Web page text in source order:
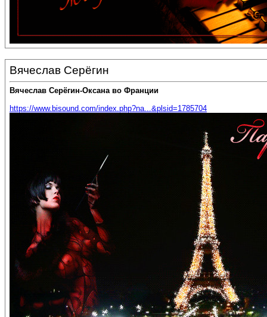
Вячеслав Серёгин
Вячеслав Серёгин-Оксана во Франции
https://www.bisound.com/index.php?na...&plsid=1785704